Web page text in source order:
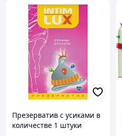
Презерватив с усиками в
количестве 1 штуки